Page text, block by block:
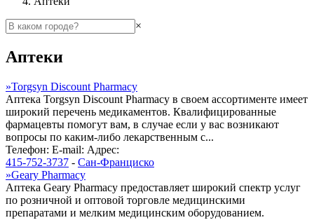
×
Аптеки
»Torgsyn Discount Pharmacy
Аптека Torgsyn Discount Pharmacy в своем ассортименте имеет
широкий перечень медикаментов. Квалифицированные
фармацевты помогут вам, в случае если у вас возникают
вопросы по каким-либо лекарственным с...
Телефон: E-mail: Адрес:
415-752-3737 - Сан-Франциско
»Geary Pharmacy
Аптека Geary Pharmacy предоставляет широкий спектр услуг
по розничной и оптовой торговле медицинскими
препаратами и мелким медицинским оборудованием.